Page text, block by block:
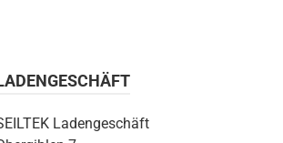
Ladengeschäft